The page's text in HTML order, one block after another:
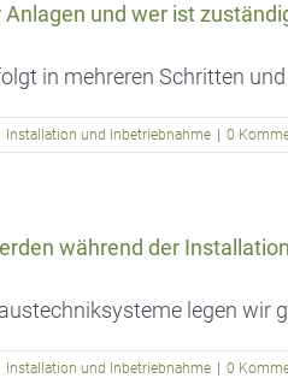
und wer ist
in mehreren Schritten und
Installation und Inbetriebnahme 0
während der
legen wir
Installation und Inbetriebnahme 0